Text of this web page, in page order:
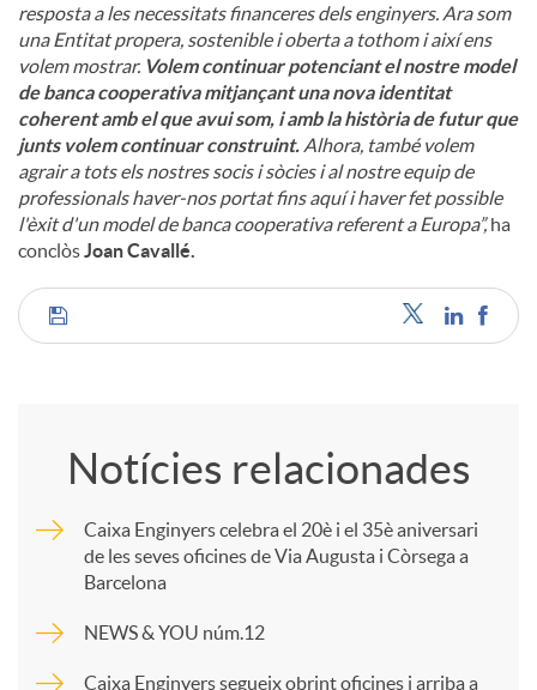
resposta a les necessitats financeres dels enginyers. Ara som
una Entitat propera, sostenible i oberta a tothom i així ens
volem mostrar. Volem continuar potenciant el nostre model
de banca cooperativa mitjançant una nova identitat
coherent amb el que avui som, i amb la història de futur que
junts volem continuar construint. Alhora, també volem
agrair a tots els nostres socis i sòcies i al nostre equip de
professionals haver-nos portat fins aquí i haver fet possible
l'èxit d'un model de banca cooperativa referent a Europa”,ha
conclòsJoan Cavallé.
C
Notícies relacionades
Caixa Enginyers celebra el 20è i el 35è aniversari
de les seves oficines de Via Augusta i Còrsega a
Barcelona
NEWS & YOU núm.12
Caixa Enginyers segueix obrint oficines i arriba a